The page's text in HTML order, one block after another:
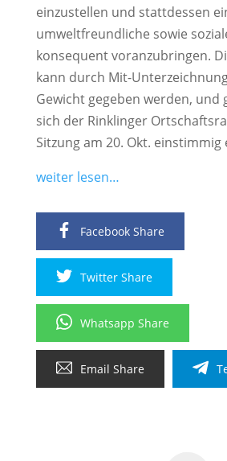
einzustellen und stattdessen
umweltfreundliche sowie
konsequent voranzubringen.
kann durch Mit-
Gewicht gegeben werden, und
sich der Rinklinger
Sitzung am 20. Okt. einstimmig
weiter lesen…
Facebook Share
Twitter Share
Whatsapp Share
Email Share